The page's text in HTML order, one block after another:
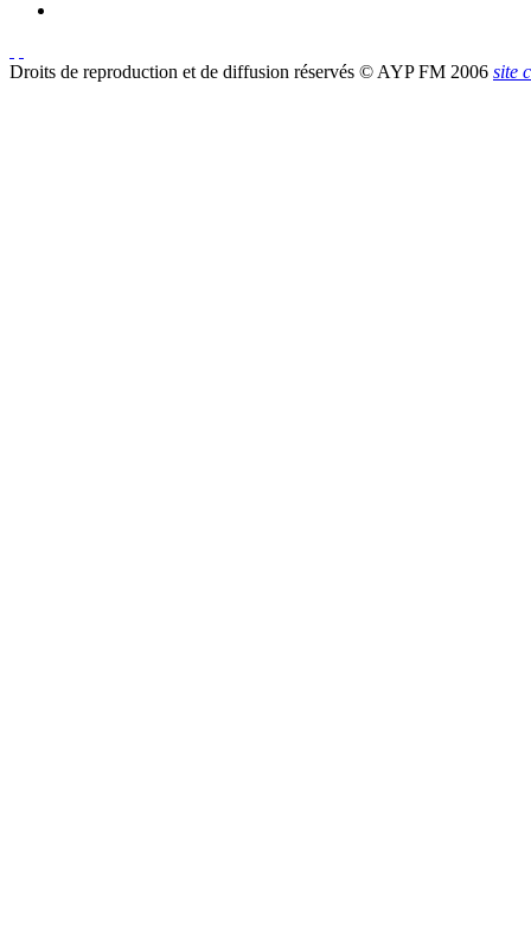
Droits de reproduction et de diffusion réservés © AYP FM 2006 site